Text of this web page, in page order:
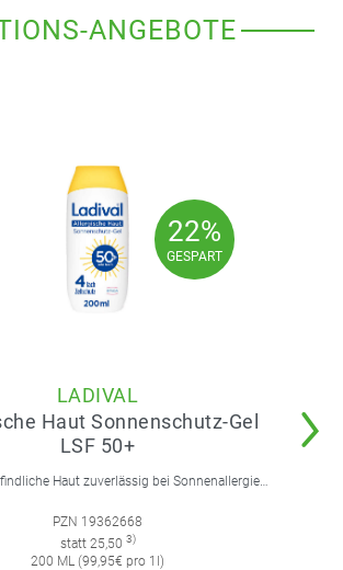
ANGEBOTE
22%
GESPART
22%
GESPART
LADIVAL
Haut Sonnenschutz-Gel
LSF 50+
PZN 19362668
statt 25,50 3)
200 ML (99,95€ pro 1l)